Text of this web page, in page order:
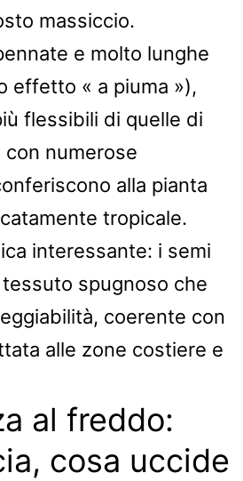
massiccio.
e molto lunghe
effetto « a piuma »),
flessibili di quelle di
con numerose
alla pianta
tropicale.
interessante: i semi
spugnoso che
coerente con
alle zone costiere e
al freddo:
cosa uccide